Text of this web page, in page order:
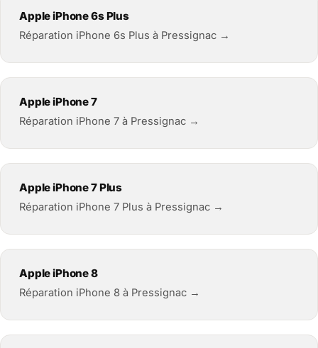
Apple iPhone 6s Plus
Réparation iPhone 6s Plus à Pressignac →
Apple iPhone 7
Réparation iPhone 7 à Pressignac →
Apple iPhone 7 Plus
Réparation iPhone 7 Plus à Pressignac →
Apple iPhone 8
Réparation iPhone 8 à Pressignac →